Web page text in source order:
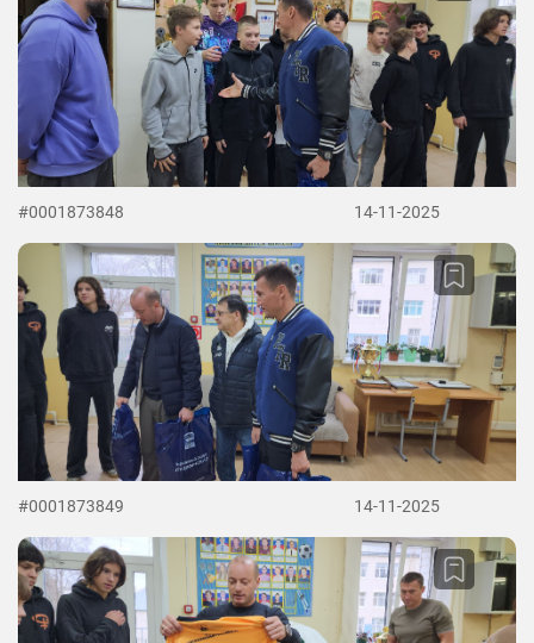
#0001873848 14-11-2025
#0001873849 14-11-2025